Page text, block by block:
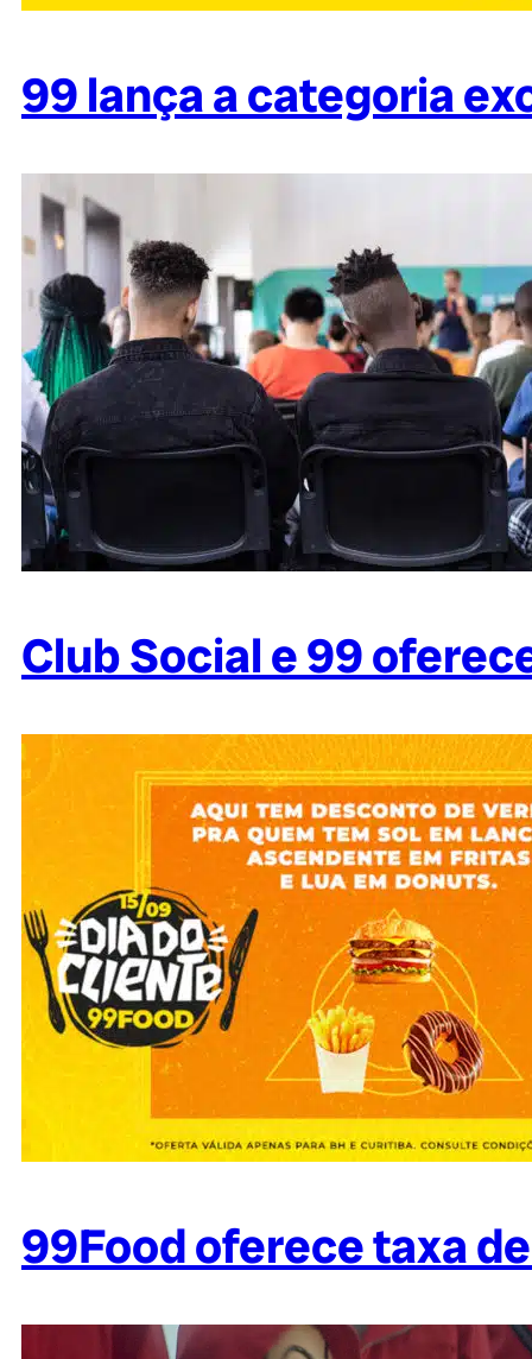
99 lança a categoria
Club Social e 99
99Food oferece taxa